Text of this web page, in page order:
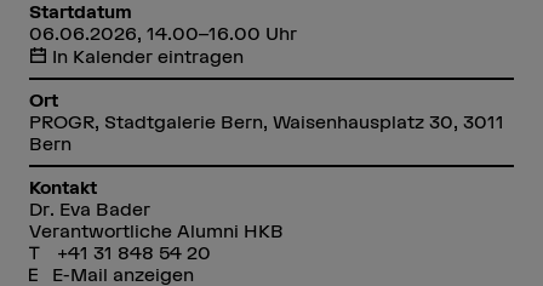
Startdatum
06.06.2026, 14.00–16.00 Uhr
In Kalender eintragen
Ort
PROGR, Stadtgalerie Bern, Waisenhausplatz 30, 3011
Bern
Kontakt
Dr. Eva Bader
Verantwortliche Alumni HKB
+41 31 848 54 20
E-Mail anzeigen